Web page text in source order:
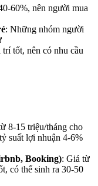
60%, nên người mua
: Những nhóm người
tốt, nên có nhu cầu
8-15 triệu/tháng cho
suất lợi nhuận 4-6%
Booking): Giá từ
có thể sinh ra 30-50